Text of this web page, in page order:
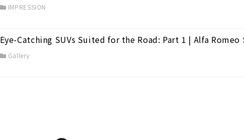
IMPRESSION
Eye-Catching SUVs Suited for the Road: Part 1 | Alfa
Gallery